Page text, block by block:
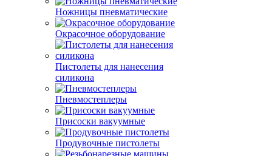
Ножницы пневматические
Окрасочное оборудование
Пистолеты для нанесения
силикона
Пневмостеплеры
Присоски вакуумные
Продувочные пистолеты